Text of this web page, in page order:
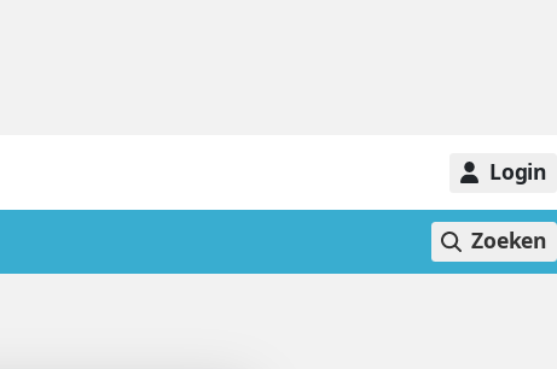
Login
Zoeken